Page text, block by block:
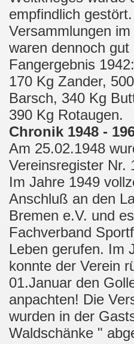
empfindlich
Versammlungen
waren dennoch
Fangergebnis
170 Kg Zander,
Barsch, 340 Kg
390 Kg Rotaugen.
Chronik 1948 -
Am 25.02.1948
Vereinsregister Nr.
Im Jahre 1949
Anschluß an den
Bremen e.V. und
Fachverband
Leben gerufen. Im
konnte der Verein
01.Januar den
anpachten! Die
wurden in der
Waldschänke "